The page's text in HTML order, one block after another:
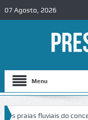
07 Agosto, 2026
Menu
praias fluviais do concelho